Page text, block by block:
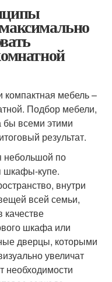
мебель –
Подбор мебели,
бы всеми этими
результат.
небольшой по
шкафы-купе.
внутри
всей семьи,
шкафа или
дверцы, которыми
увеличат
необходимости